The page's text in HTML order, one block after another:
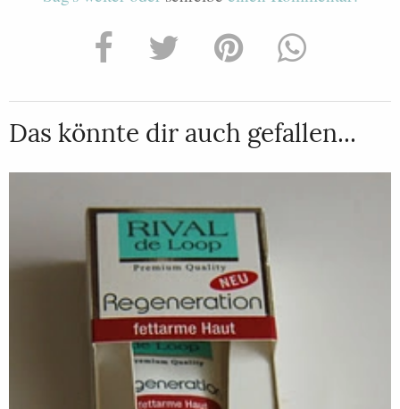
Das könnte dir auch gefallen...